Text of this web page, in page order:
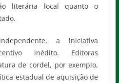
literária local quanto o
a iniciativa
inédito. Editoras
de cordel, por exemplo,
estadual de aquisição de